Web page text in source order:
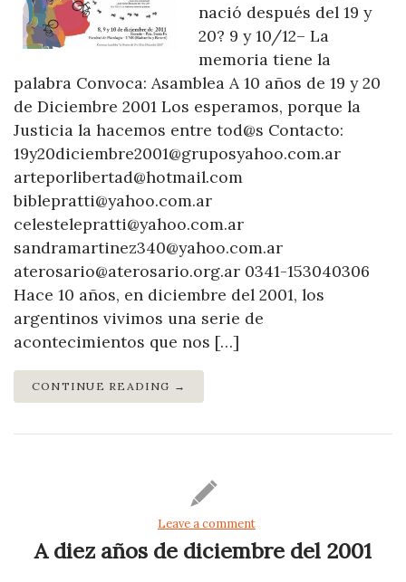
nació después del 19 y
20? 9 y 10/12– La
memoria tiene la
palabra Convoca: Asamblea A 10 años de 19 y 20
de Diciembre 2001 Los esperamos, porque la
Justicia la hacemos entre tod@s Contacto:
19y20diciembre2001@gruposyahoo.com.ar
arteporlibertad@hotmail.com
biblepratti@yahoo.com.ar
celestelepratti@yahoo.com.ar
sandramartinez340@yahoo.com.ar
aterosario@aterosario.org.ar 0341-153040306
Hace 10 años, en diciembre del 2001, los
argentinos vivimos una serie de
acontecimientos que nos […]
CONTINUE READING →
Leave a comment
A diez años de diciembre del 2001